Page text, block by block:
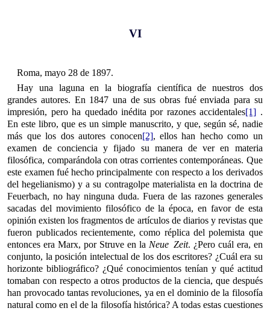
VI
Roma, mayo 28 de 1897.
Hay una laguna en la biografía científica de nuestros dos
grandes autores. En 1847 una de sus obras fué enviada para su
impresión, pero ha quedado inédita por razones accidentales[1] .
En este libro, que es un simple manuscrito, y que, según sé, nadie
más que los dos autores conocen[2], ellos han hecho como un
examen de conciencia y fijado su manera de ver en materia
filosófica, comparándola con otras corrientes contemporáneas. Que
este examen fué hecho principalmente con respecto a los derivados
del hegelianismo) y a su contragolpe materialista en la doctrina de
Feuerbach, no hay ninguna duda. Fuera de las razones generales
sacadas del movimiento filosófico de la época, en favor de esta
opinión existen los fragmentos de artículos de diarios y revistas que
fueron publicados recientemente, como réplica del polemista que
entonces era Marx, por Struve en la Neue Zeit. ¿Pero cuál era, en
conjunto, la posición intelectual de los dos escritores? ¿Cuál era su
horizonte bibliográfico? ¿Qué conocimientos tenían y qué actitud
tomaban con respecto a otros productos de la ciencia, que después
han provocado tantas revoluciones, ya en el dominio de la filosofía
natural como en el de la filosofía histórica? A todas estas cuestiones